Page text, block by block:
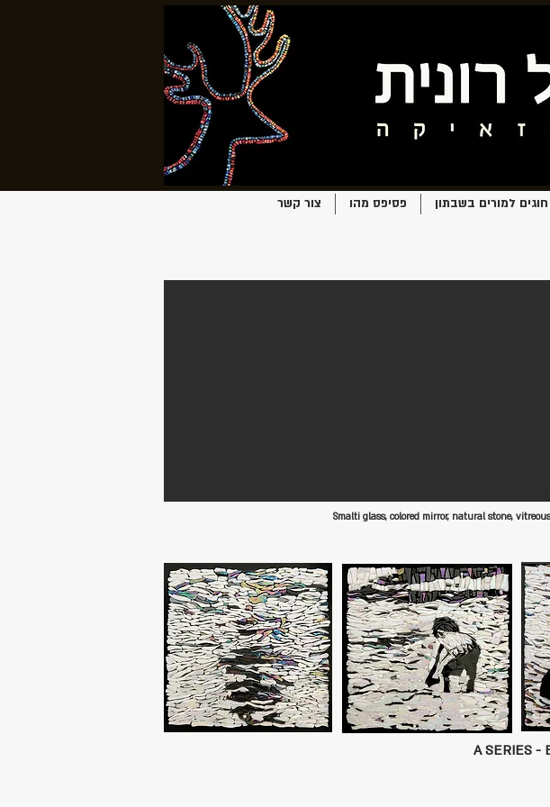
צור קשר פסיפס מהו חוגים למורים בשבתון
Smalti glass, colored mirror, natural stone,
A SERIES -